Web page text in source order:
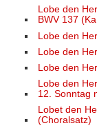
Lobe den
BWV 137
Lobe den
Lobe den
Lobe den
Lobe den
12. Sonntag
Lobet den
(Choralsatz)